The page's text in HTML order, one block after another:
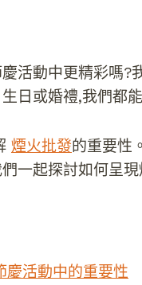
活動中更精彩嗎?
日或婚禮,我們都
煙火批發的重要性
一起探討如何呈
慶活動中的重要性